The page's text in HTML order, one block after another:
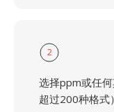
2
选择ppm或任
超过200种格式）